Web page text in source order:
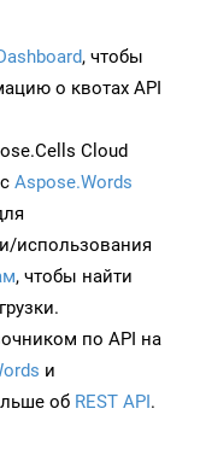
, чтобы
о квотах API
Cloud
Aspose.Words
использования
, чтобы найти
по API на
и
об REST API.